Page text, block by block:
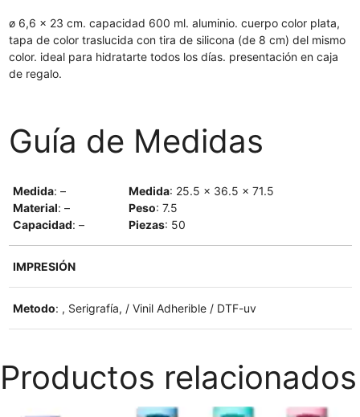
ø 6,6 x 23 cm. capacidad 600 ml. aluminio. cuerpo color plata,
tapa de color traslucida con tira de silicona (de 8 cm) del mismo
color. ideal para hidratarte todos los días. presentación en caja
de regalo.
Guía de Medidas
Medida: –
Material: –
Capacidad: –
Medida: 25.5 x 36.5 x 71.5
Peso: 7.5
Piezas: 50
IMPRESIÓN
Metodo: , Serigrafía, / Vinil Adherible / DTF-uv
Productos relacionados